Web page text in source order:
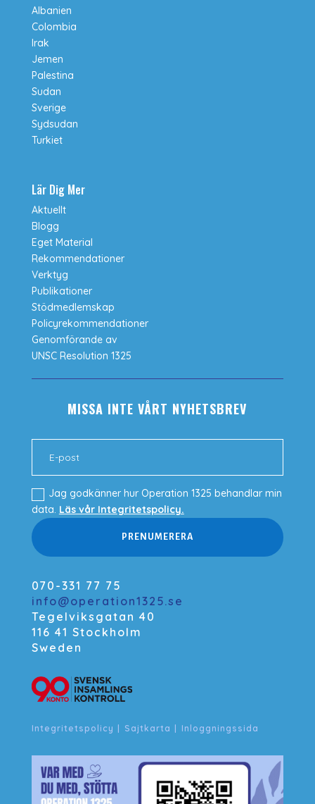
Albanien
Colombia
Irak
Jemen
Palestina
Sudan
Sverige
Sydsudan
Turkiet
Lär Dig Mer
Aktuellt
Blogg
Eget Material
Rekommendationer
Verktyg
Publikationer
Stödmedlemskap
Policyrekommendationer
Genomförande av
UNSC Resolution 1325
MISSA INTE VÅRT NYHETSBREV
Jag godkänner hur Operation 1325 behandlar min
data. Läs vår Integritetspolicy.
PRENUMERERA
070-331 77 75
info@operation1325.se
Tegelviksgatan 40
116 41 Stockholm
Sweden
Integritetspolicy | Sajtkarta | Inloggningssida